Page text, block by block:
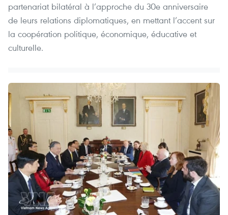
partenariat bilatéral à l’approche du 30e anniversaire
de leurs relations diplomatiques, en mettant l’accent sur
la coopération politique, économique, éducative et
culturelle.